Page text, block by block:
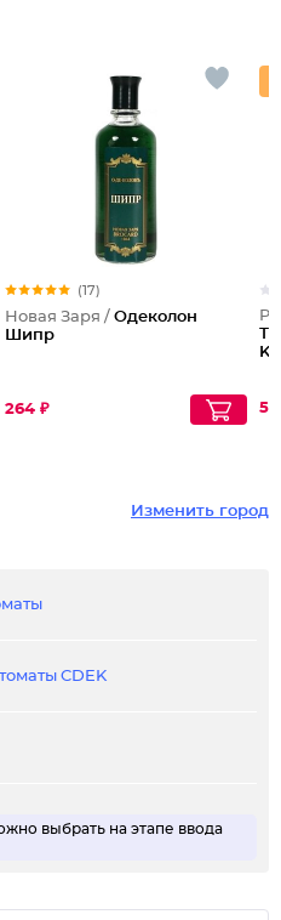
(17)
Новая Заря / Одеколон
Шипр
264 ₽
Изменить город
CDEK
выбрать на этапе ввода